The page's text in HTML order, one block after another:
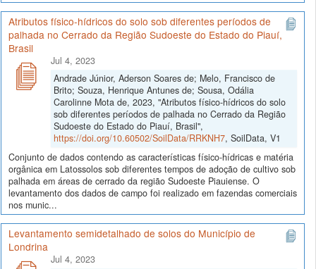
Atributos físico-hídricos do solo sob diferentes períodos de
palhada no Cerrado da Região Sudoeste do Estado do Piauí,
Brasil
Jul 4, 2023
Andrade Júnior, Aderson Soares de; Melo, Francisco de
Brito; Souza, Henrique Antunes de; Sousa, Odália
Carolinne Mota de, 2023, "Atributos físico-hídricos do solo
sob diferentes períodos de palhada no Cerrado da Região
Sudoeste do Estado do Piauí, Brasil",
https://doi.org/10.60502/SoilData/RRKNH7, SoilData, V1
Conjunto de dados contendo as características físico-hídricas e matéria
orgânica em Latossolos sob diferentes tempos de adoção de cultivo sob
palhada em áreas de cerrado da região Sudoeste Piauiense. O
levantamento dos dados de campo foi realizado em fazendas comerciais
nos munic...
Levantamento semidetalhado de solos do Município de
Londrina
Jul 4, 2023